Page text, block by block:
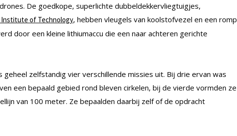
De goedkope, superlichte dubbeldekkervliegtuigjes,
of Technology, hebben vleugels van koolstofvezel en een romp
door een kleine lithiumaccu die een naar achteren gerichte
zelfstandig vier verschillende missies uit. Bij drie ervan was
een bepaald gebied rond bleven cirkelen, bij de vierde vormden ze
van 100 meter. Ze bepaalden daarbij zelf of de opdracht